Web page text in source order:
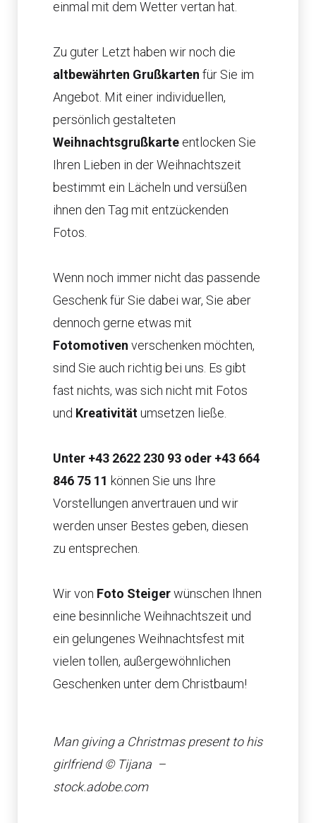
einmal mit dem Wetter vertan hat.
Zu guter Letzt haben wir noch die
altbewährten Grußkarten für Sie im
Angebot. Mit einer individuellen,
persönlich gestalteten
Weihnachtsgrußkarte entlocken Sie
Ihren Lieben in der Weihnachtszeit
bestimmt ein Lächeln und versüßen
ihnen den Tag mit entzückenden
Fotos.
Wenn noch immer nicht das passende
Geschenk für Sie dabei war, Sie aber
dennoch gerne etwas mit
Fotomotiven verschenken möchten,
sind Sie auch richtig bei uns. Es gibt
fast nichts, was sich nicht mit Fotos
und Kreativitätumsetzen ließe.
Unter +43 2622 230 93 oder +43 664
846 75 11 können Sie uns Ihre
Vorstellungen anvertrauen und wir
werden unser Bestes geben, diesen
zu entsprechen.
Wir von Foto Steiger​wünschen Ihnen
eine besinnliche Weihnachtszeit und
ein gelungenes Weihnachtsfest mit
vielen tollen, außergewöhnlichen
Geschenken unter dem Christbaum!
Man giving a Christmas present to his
girlfriend © Tijana –
stock.adobe.com